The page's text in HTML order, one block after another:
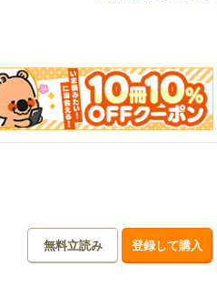
無料立読み 登録して購入